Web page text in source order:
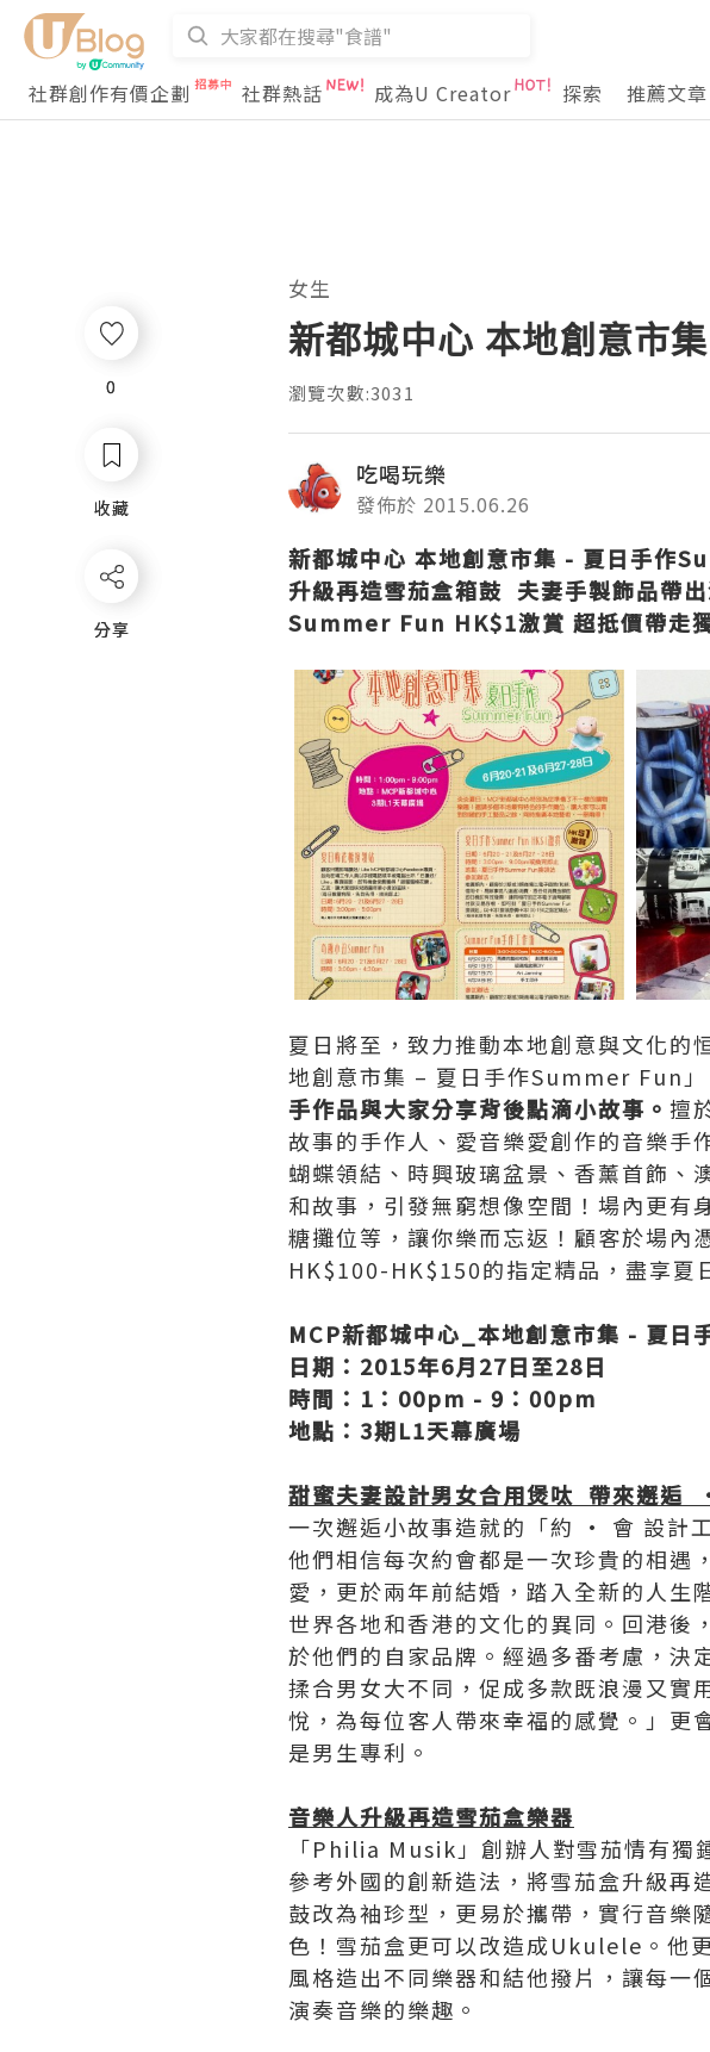
社群創作有價企劃
社群熱話 成為U Creator 探索 推薦文章
0
收藏
分享
女生
新都城中心 本地創意市
瀏覽次數:3031
吃喝玩樂
發佈於 2015.06.26
新都城中心 本地創意市集 - 夏日手作
升級再造雪茄盒箱鼓 夫妻手製飾品帶
Summer Fun HK$1激賞 超抵價帶走
夏日將至，致力推動本地創意與文化的
地創意市集 – 夏日手作Summer Fun
手作品與大家分享背後點滴小故事。 擅
故事的手作人、愛音樂愛創作的音樂手
蝴蝶領結、時興玻璃盆景、香薰首飾、
和故事，引發無窮想像空間！場內更
糖攤位等，讓你樂而忘返！顧客於場內
HK$100-HK$150的指定精品，盡享夏
MCP新都城中心 本地創意市集 - 夏日
日期： 2015年6月27日至28日
時間： 1 ： 00pm - 9 ： 00pm
地點： 3期L1天幕廣場
甜蜜夫妻設計男女合用煲呔 帶來邂逅
一次邂逅小故事造就的「約 · 會 設
他們相信每次約會都是一次珍貴的相遇
愛，更於兩年前結婚，踏入全新的人生
世界各地和香港的文化的異同。回港後
於他們的自家品牌。經過多番考慮，決
揉合男女大不同，促成多款既浪漫又實
悅，為每位客人帶來幸福的感覺。」更
是男生專利。
音樂人升級再造雪茄盒樂器
「Philia Musik」創辦人對雪茄情有獨
參考外國的創新造法，將雪茄盒升級再
鼓改為袖珍型，更易於攜帶，實行音樂
色！雪茄盒更可以改造成Ukulele。他
風格造出不同樂器和結他撥片，讓每一
演奏音樂的樂趣。
0
收藏
分享